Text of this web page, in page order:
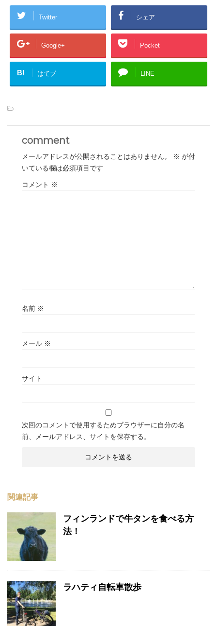
Twitter シェア
Google+ Pocket
B! はてブ LINE
-
comment
メールアドレスが公開されることはありません。 ※ が付
いている欄は必須項目です
コメント ※
名前 ※
メール ※
サイト
次回のコメントで使用するためブラウザーに自分の名
前、メールアドレス、サイトを保存する。
関連記事
フィンランドで牛タンを食べる方
法！
ラハティ自転車散歩